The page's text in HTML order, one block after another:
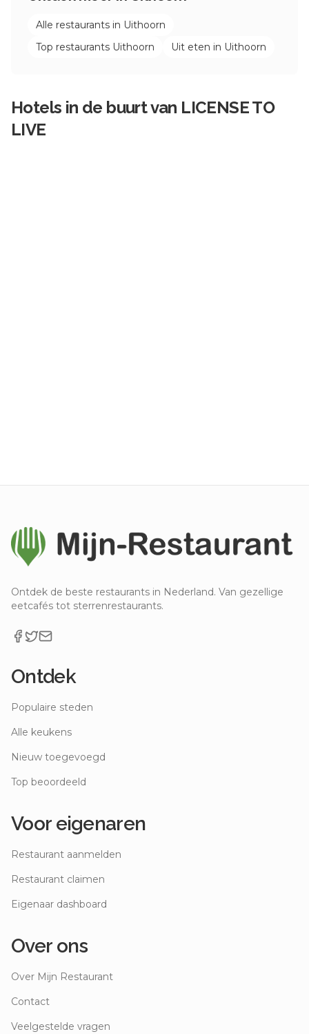
Alle restaurants in Uithoorn
Top restaurants Uithoorn Uit eten in Uithoorn
Hotels in de buurt van LICENSE TO
LIVE
Ontdek de beste restaurants in Nederland. Van gezellige
eetcafés tot sterrenrestaurants.
Ontdek
Populaire steden
Alle keukens
Nieuw toegevoegd
Top beoordeeld
Voor eigenaren
Restaurant aanmelden
Restaurant claimen
Eigenaar dashboard
Over ons
Over Mijn Restaurant
Contact
Veelgestelde vragen